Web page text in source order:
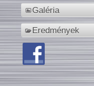
Galéria
Eredmények